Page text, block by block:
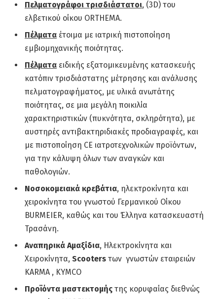
Πελματογράφοι τρισδιάστατοι, (3D) του
ελβετικού οίκου ORTHEMA.
Πέλματα έτοιμα με ιατρική πιστοποίηση
εμβιομηχανικής ποιότητας.
Πέλματα ειδικής εξατομικευμένης κατασκευής
κατόπιν τρισδιάστατης μέτρησης και ανάλυσης
πελματογραφήματος, με υλικά ανωτάτης
ποιότητας, σε μια μεγάλη ποικιλία
χαρακτηριστικών (πυκνότητα, σκληρότητα), με
αυστηρές αντιβακτηριδιακές προδιαγραφές, και
με πιστοποίηση CE ιατροτεχνολικών προϊόντων,
για την κάλυψη όλων των αναγκών και
παθολογιών.
Νοσοκομειακά κρεβάτια, ηλεκτροκίνητα και
χειροκίνητα του γνωστού Γερμανικού Οίκου
BURMEIER, καθώς και του Έλληνα κατασκευαστή
Τρασάνη.
Αναπηρικά Αμαξίδια, Ηλεκτροκίνητα και
Χειροκίνητα, Scooters των γνωστών εταιρειών
KARMA , KYMCO
Προϊόντα μαστεκτομής της κορυφαίας διεθνώς